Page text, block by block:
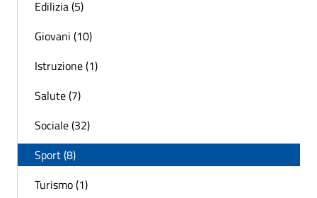
Edilizia (5)
Giovani (10)
Istruzione (1)
Salute (7)
Sociale (32)
Sport (8)
Turismo (1)